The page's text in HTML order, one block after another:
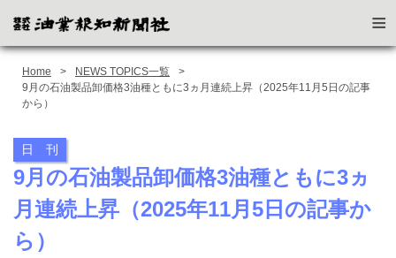
≡
Home
NEWS TOPICS一覧
9月の石油製品卸価格3油種ともに3ヵ月連続上昇（2025年11月5日の記事
から）
日 刊
9月の石油製品卸価格3油種ともに3ヵ
月連続上昇（2025年11月5日の記事か
ら）